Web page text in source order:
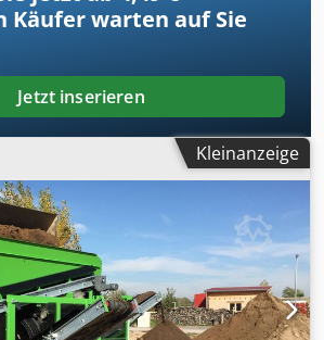
Käufer warten auf Sie
Jetzt inserieren
Kleinanzeige